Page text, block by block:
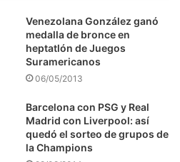
Venezolana González ganó
medalla de bronce en
heptatlón de Juegos
Suramericanos
06/05/2013
Barcelona con PSG y Real
Madrid con Liverpool: así
quedó el sorteo de grupos de
la Champions